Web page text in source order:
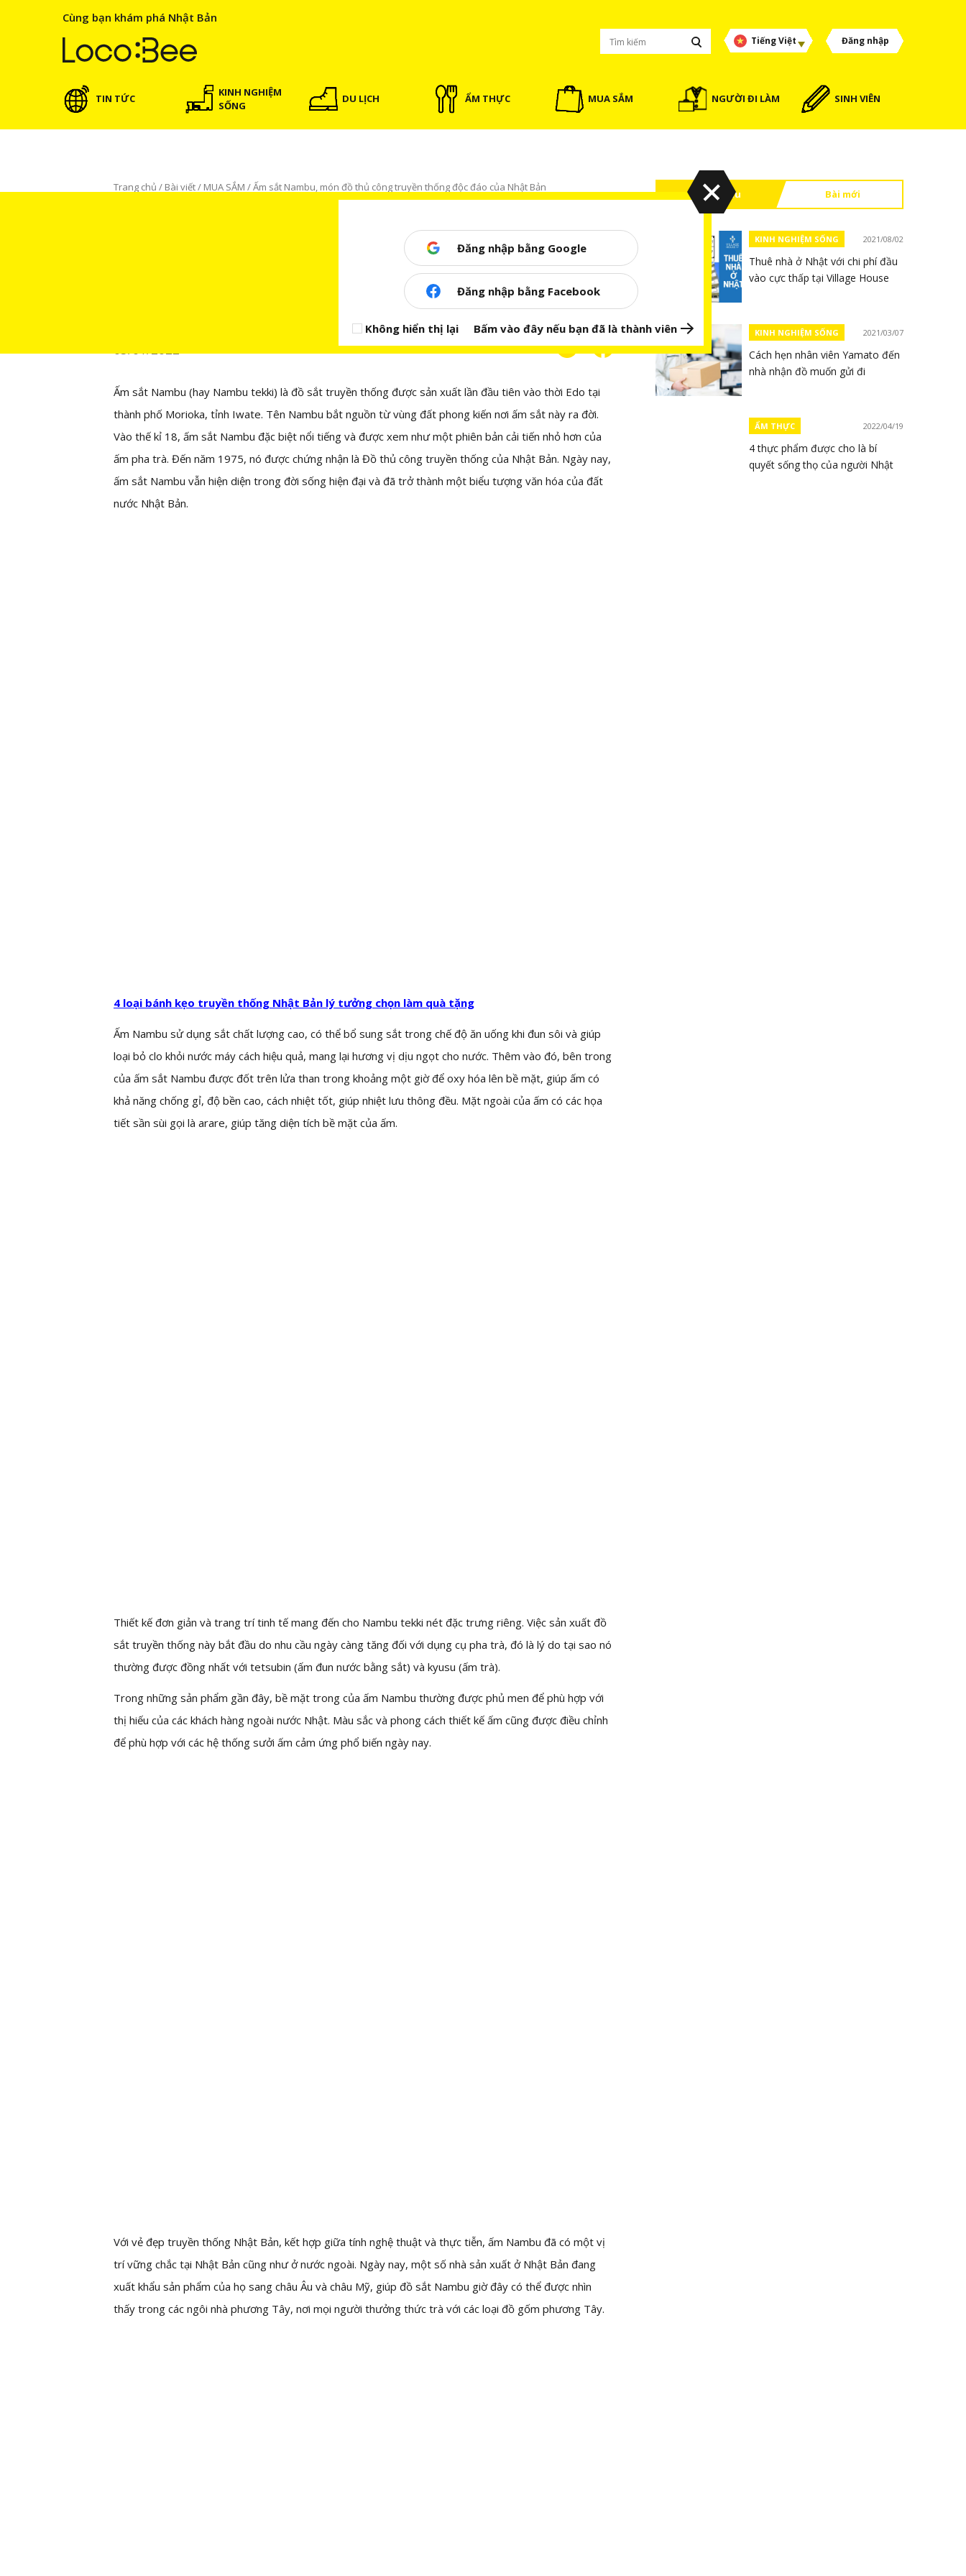
Cùng bạn khám phá Nhật Bản
Tiếng Việt Đăng nhập
TIN TỨC
KINH NGHIỆM
SỐNG
DU LỊCH ẨM THỰC MUA SẮM NGƯỜI ĐI LÀM SINH VIÊN
Trang chủ / Bài viết/ MUA SẮM /Ấm sắt Nambu, món đồ thủ công truyền thống độc đáo của Nhật Bản
Ấm sắt Nambu, món đồ thủ công truyền thống độc đáo của
03/01/2022
Ấm sắt Nambu (hay Nambu tekki) là đồ sắt truyền thống được sản xuất lần đầu tiên vào thời Edo tại
thành phố Morioka, tỉnh Iwate. Tên Nambu bắt nguồn từ vùng đất phong kiến nơi ấm sắt này ra đời.
Vào thế kỉ 18, ấm sắt Nambu đặc biệt nổi tiếng và được xem như một phiên bản cải tiến nhỏ hơn của
ấm pha trà. Đến năm 1975, nó được chứng nhận là Đồ thủ công truyền thống của Nhật Bản. Ngày nay,
ấm sắt Nambu vẫn hiện diện trong đời sống hiện đại và đã trở thành một biểu tượng văn hóa của đất
nước Nhật Bản.
4 loại bánh kẹo truyền thống Nhật Bản lý tưởng chọn làm quà tặng
Ấm Nambu sử dụng sắt chất lượng cao, có thể bổ sung sắt trong chế độ ăn uống khi đun sôi và giúp
loại bỏ clo khỏi nước máy cách hiệu quả, mang lại hương vị dịu ngọt cho nước. Thêm vào đó, bên trong
của ấm sắt Nambu được đốt trên lửa than trong khoảng một giờ để oxy hóa lên bề mặt, giúp ấm có
khả năng chống gỉ, độ bền cao, cách nhiệt tốt, giúp nhiệt lưu thông đều. Mặt ngoài của ấm có các họa
tiết sần sùi gọi là arare, giúp tăng diện tích bề mặt của ấm.
Thiết kế đơn giản và trang trí tinh tế mang đến cho Nambu tekki nét đặc trưng riêng. Việc sản xuất đồ
sắt truyền thống này bắt đầu do nhu cầu ngày càng tăng đối với dụng cụ pha trà, đó là lý do tại sao nó
thường được đồng nhất với tetsubin (ấm đun nước bằng sắt) và kyusu (ấm trà).
Trong những sản phẩm gần đây, bề mặt trong của ấm Nambu thường được phủ men để phù hợp với
thị hiếu của các khách hàng ngoài nước Nhật. Màu sắc và phong cách thiết kế ấm cũng được điều chỉnh
để phù hợp với các hệ thống sưởi ấm cảm ứng phổ biến ngày nay.
Với vẻ đẹp truyền thống Nhật Bản, kết hợp giữa tính nghệ thuật và thực tiễn, ấm Nambu đã có một vị
trí vững chắc tại Nhật Bản cũng như ở nước ngoài. Ngày nay, một số nhà sản xuất ở Nhật Bản đang
xuất khẩu sản phẩm của họ sang châu Âu và châu Mỹ, giúp đồ sắt Nambu giờ đây có thể được nhìn
thấy trong các ngôi nhà phương Tây, nơi mọi người thưởng thức trà với các loại đồ gốm phương Tây.
Đọc nhiều Bài mới
KINH NGHIỆM SỐNG 2021/08/02
Thuê nhà ở Nhật với chi phí đầu
vào cực thấp tại Village House
KINH NGHIỆM SỐNG 2021/03/07
Cách hẹn nhân viên Yamato đến
nhà nhận đồ muốn gửi đi
ẨM THỰC 2022/04/19
4 thực phẩm được cho là bí
quyết sống thọ của người Nhật
Đăng nhập bằng Google
Đăng nhập bằng Facebook
Không hiển thị lại Bấm vào đây nếu bạn đã là thành viên